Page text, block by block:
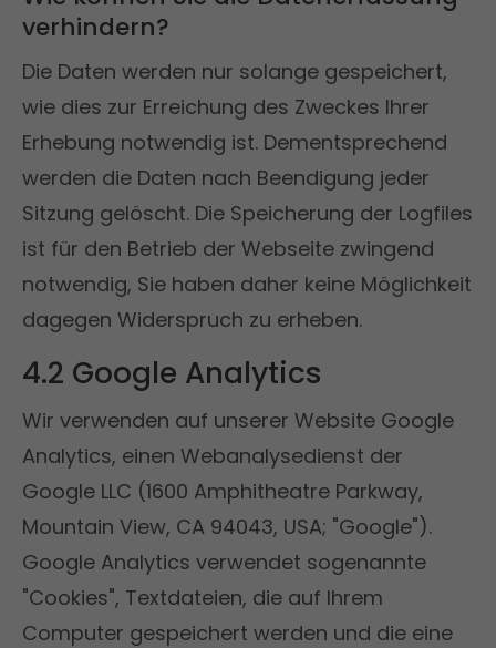
verhindern?
Die Daten werden nur solange gespeichert,
wie dies zur Erreichung des Zweckes Ihrer
Erhebung notwendig ist. Dementsprechend
werden die Daten nach Beendigung jeder
Sitzung gelöscht. Die Speicherung der Logfiles
ist für den Betrieb der Webseite zwingend
notwendig, Sie haben daher keine Möglichkeit
dagegen Widerspruch zu erheben.
4.2 Google Analytics
Wir verwenden auf unserer Website Google
Analytics, einen Webanalysedienst der
Google LLC (1600 Amphitheatre Parkway,
Mountain View, CA 94043, USA; "Google").
Google Analytics verwendet sogenannte
"Cookies", Textdateien, die auf Ihrem
Computer gespeichert werden und die eine